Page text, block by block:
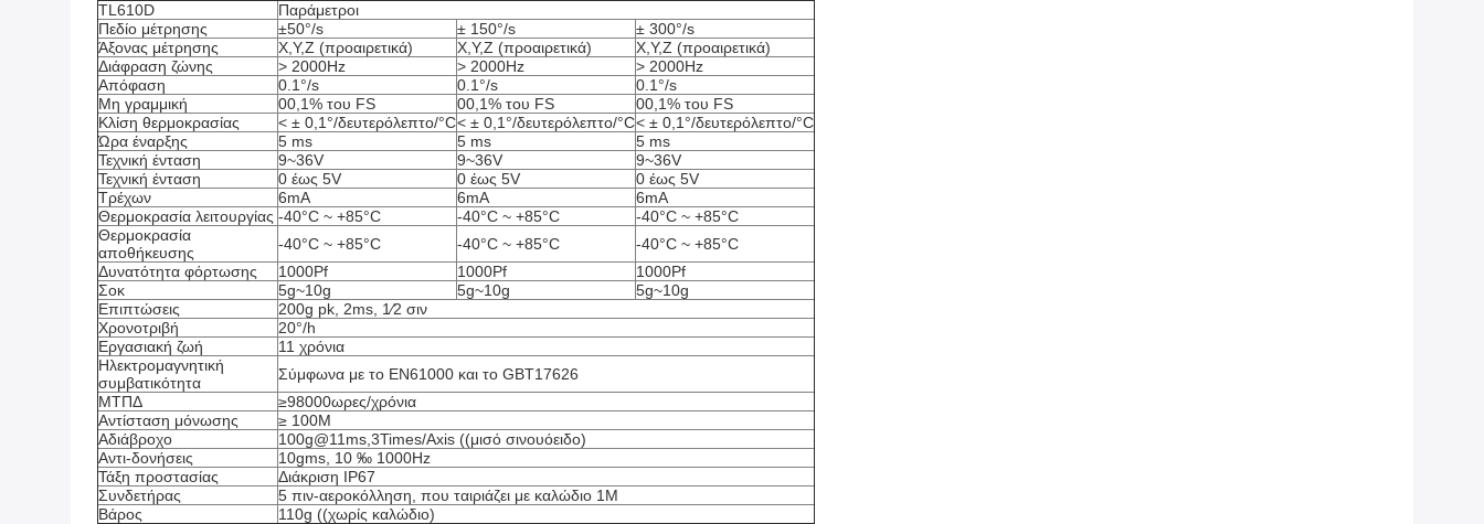
TL610D
Παράμετροι
Πεδίο μέτρησης
±50°/s ± 150°/s
± 300°/s
Άξονας μέτρησης
X,Y,Z (προαιρετικά) X,Y,Z (προαιρετικά)
X,Y,Z (προαιρετικά)
Διάφραση ζώνης
> 2000Hz > 2000Hz
> 2000Hz
Απόφαση
0.1°/s 0.1°/s
0.1°/s
Μη γραμμική
00,1% του FS 00,1% του FS
00,1% του FS
Κλίση θερμοκρασίας
< ± 0,1°/δευτερόλεπτο/°C< ± 0,1°/δευτερόλεπτο/°C< ± 0,1°/δευτερόλεπτο/°C
Ώρα έναρξης
5 ms 5 ms
5 ms
Τεχνική ένταση
9~36V 9~36V
9~36V
Τεχνική ένταση
0 έως 5V 0 έως 5V
0 έως 5V
Τρέχων
6mA 6mA
6mA
Θερμοκρασία λειτουργίας -40°C ~ +85°C -40°C ~ +85°C
-40°C ~ +85°C
Θερμοκρασία
αποθήκευσης
-40°C ~ +85°C -40°C ~ +85°C
-40°C ~ +85°C
Δυνατότητα φόρτωσης
1000Pf 1000Pf
1000Pf
Σοκ
5g~10g 5g~10g
5g~10g
Επιπτώσεις
200g pk, 2ms, 1⁄2 σιν
Χρονοτριβή
20°/h
Εργασιακή ζωή
11 χρόνια
Ηλεκτρομαγνητική
συμβατικότητα
Σύμφωνα με το EN61000 και το GBT17626
ΜΤΠΔ
≥98000ωρες/χρόνια
Αντίσταση μόνωσης
≥ 100M
Αδιάβροχο
100g@11ms,3Times/Axis ((μισό σινουόειδο)
Αντι-δονήσεις
10gms, 10 ‰ 1000Hz
Τάξη προστασίας
Διάκριση IP67
Συνδετήρας
5 πιν-αεροκόλληση, που ταιριάζει με καλώδιο 1M
Βάρος
110g ((χωρίς καλώδιο)